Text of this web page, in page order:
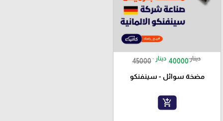
45000 دينار40000 دينار
مضخة سوائل - سينفنكو
add_shopping_cart